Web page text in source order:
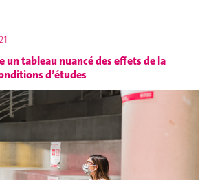
un tableau nuancé des effets de la
d’études